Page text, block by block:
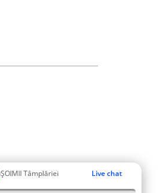
ȘOIMII Tâmplăriei Live chat